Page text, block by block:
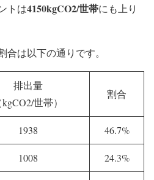
トは4150kgCO2/世帯にも上り
は以下の通りです。
排出量
kgCO2/世帯）
割合
1938 46.7%
1008 24.3%